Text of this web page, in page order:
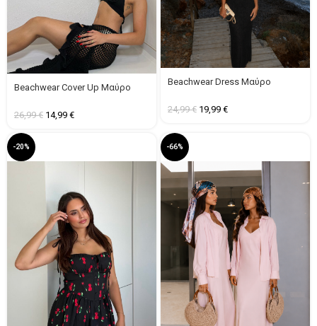
Beachwear Cover Up Μαύρο
26,99€ 14,99 €
Beachwear Dress Μαύρο
24,99€ 19,99 €
-20% -66%